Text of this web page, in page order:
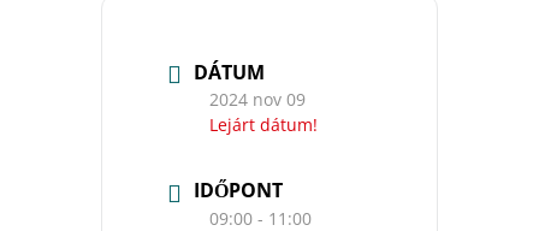
DÁTUM
2024 nov 09
Lejárt dátum!
IDŐPONT
09:00 - 11:00